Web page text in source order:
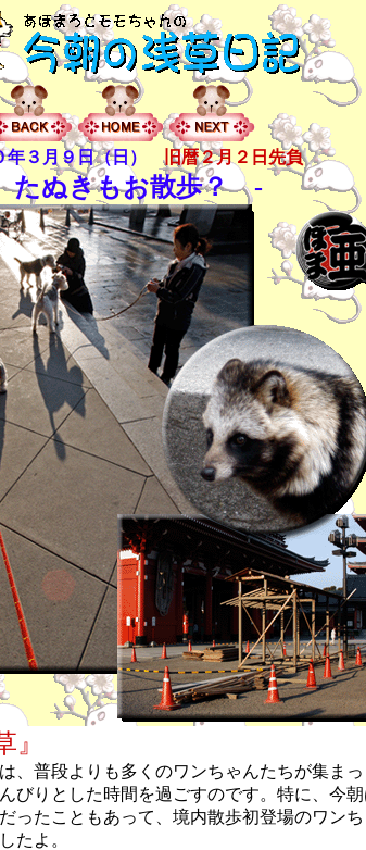
年３月９日（日） 旧暦２月２日先負
ぬきもお散歩？ -
』
普段よりも多くのワンちゃんたちが集まっ
びりとした時間を過ごすのです。特に、今朝
ったこともあって、境内散歩初登場のワンち
たよ。